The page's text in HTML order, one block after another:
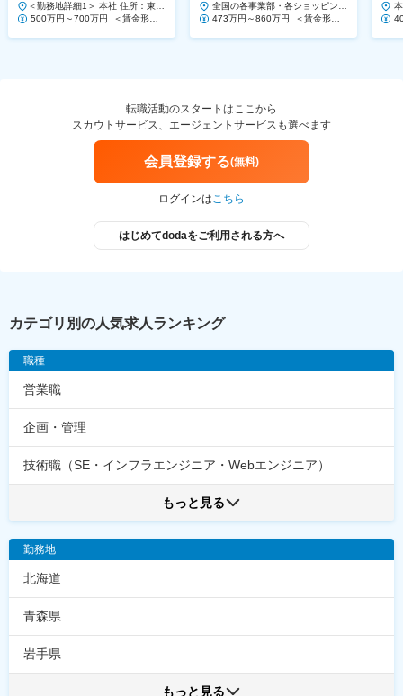
＜勤務地詳細1＞ 本社 住所：東京
都港区芝浦1-13-16 勤務地最寄
500万円～700万円 ＜賃金形態
全国の各事業部・各ショッピング
センター 住所：千葉県千葉市美浜
473万円～860万円 ＜賃金形態
1
転職活動のスタートはここから
スカウトサービス、エージェントサービスも選べます
会員登録する(無料)
ログインはこちら
はじめてdodaをご利用される方へ
カテゴリ別の人気求人ランキング
職種
営業職
企画・管理
技術職（SE・インフラエンジニア・Webエンジニア）
もっと見る
勤務地
北海道
青森県
岩手県
もっと見る